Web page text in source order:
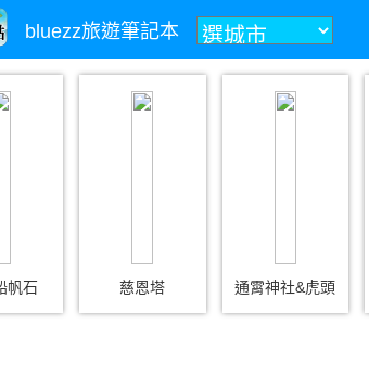
bluezz旅遊筆記本
帆石 慈恩塔 通霄神社&虎頭